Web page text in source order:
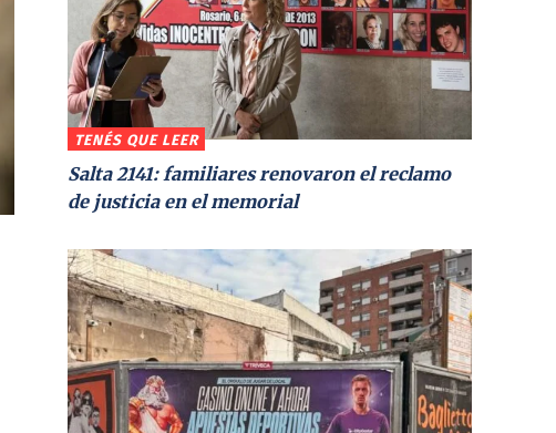
TENÉS QUE LEER
Salta 2141: familiares renovaron el reclamo
de justicia en el memorial